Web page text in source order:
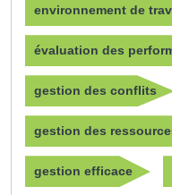
environnement de
évaluation des
gestion des conflits
gestion des
gestion efficace